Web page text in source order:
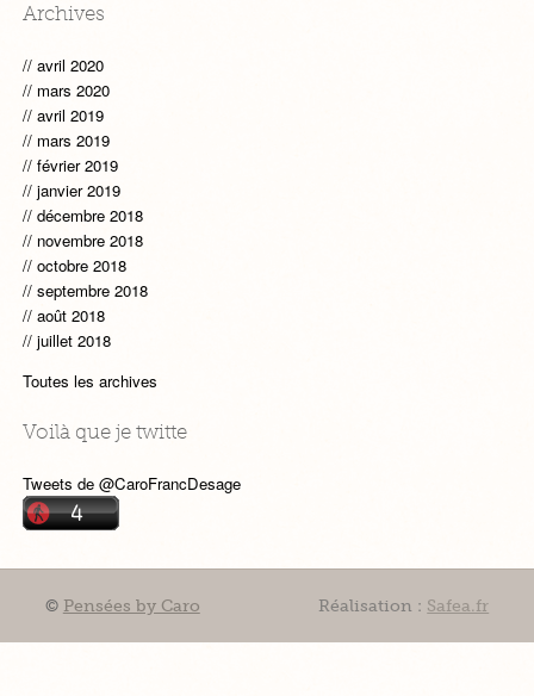
Archives
avril 2020
mars 2020
avril 2019
mars 2019
février 2019
janvier 2019
décembre 2018
novembre 2018
octobre 2018
septembre 2018
août 2018
juillet 2018
Toutes les archives
Voilà que je twitte
Tweets de @CaroFrancDesage
© Pensées by Caro Réalisation : Safea.fr